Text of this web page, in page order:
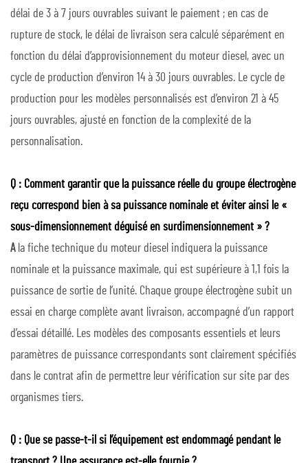
délai de 3 à 7 jours ouvrables suivant le paiement ; en cas de
rupture de stock, le délai de livraison sera calculé séparément en
fonction du délai d’approvisionnement du moteur diesel, avec un
cycle de production d’environ 14 à 30 jours ouvrables. Le cycle de
production pour les modèles personnalisés est d’environ 21 à 45
jours ouvrables, ajusté en fonction de la complexité de la
personnalisation.
Q : Comment garantir que la puissance réelle du groupe électrogène
reçu correspond bien à sa puissance nominale et éviter ainsi le «
sous-dimensionnement déguisé en surdimensionnement » ?
A la fiche technique du moteur diesel indiquera la puissance
nominale et la puissance maximale, qui est supérieure à 1,1 fois la
puissance de sortie de l’unité. Chaque groupe électrogène subit un
essai en charge complète avant livraison, accompagné d’un rapport
d’essai détaillé. Les modèles des composants essentiels et leurs
paramètres de puissance correspondants sont clairement spécifiés
dans le contrat afin de permettre leur vérification sur site par des
organismes tiers.
Q : Que se passe-t-il si l’équipement est endommagé pendant le